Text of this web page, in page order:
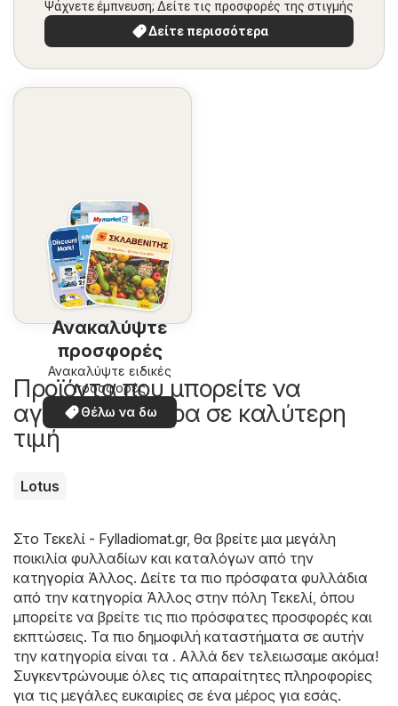
Ψάχνετε έμπνευση; Δείτε τις προσφορές της στιγμής
Δείτε περισσότερα
Ανακαλύψτε
προσφορές
Ανακαλύψτε ειδικές
προσφορές
Θέλω να δω
Προϊόντα που μπορείτε να
αγοράσετε τώρα σε καλύτερη
τιμή
Lotus
Στο Τεκελί - Fylladiomat.gr, θα βρείτε μια μεγάλη
ποικιλία φυλλαδίων και καταλόγων από την
κατηγορία Άλλος. Δείτε τα πιο πρόσφατα φυλλάδια
από την κατηγορία Άλλος στην πόλη Τεκελί, όπου
μπορείτε να βρείτε τις πιο πρόσφατες προσφορές και
εκπτώσεις. Τα πιο δημοφιλή καταστήματα σε αυτήν
την κατηγορία είναι τα . Αλλά δεν τελειωσαμε ακόμα!
Συγκεντρώνουμε όλες τις απαραίτητες πληροφορίες
για τις μεγάλες ευκαιρίες σε ένα μέρος για εσάς.